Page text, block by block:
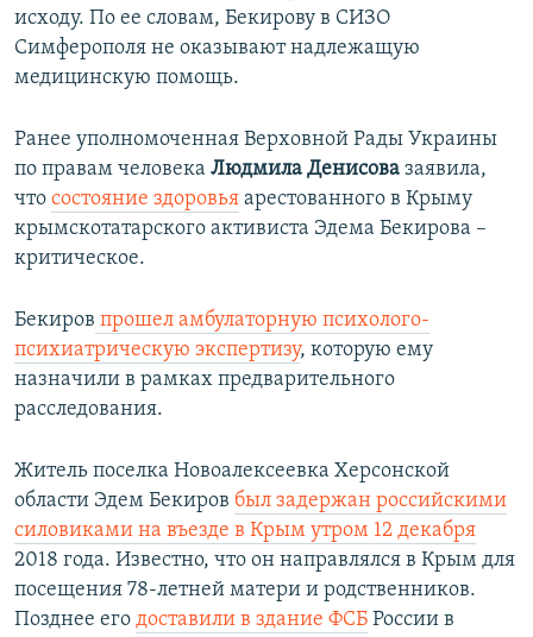
исходу. По ее словам, Бекирову в СИЗО
Симферополя не оказывают надлежащую
медицинскую помощь.
Ранее уполномоченная Верховной Рады Украины
по правам человека Людмила Денисова заявила,
что состояние здоровья арестованного в Крыму
крымскотатарского активиста Эдема Бекирова –
критическое.​
Бекиров прошел амбулаторную психолого-
психиатрическую экспертизу, которую ему
назначили в рамках предварительного
расследования.​
Житель поселка Новоалексеевка Херсонской
области Эдем Бекиров был задержан российскими
силовиками на въезде в Крым утром 12 декабря
2018 года. Известно, что он направлялся в Крым для
посещения 78-летней матери и родственников.
Позднее его доставили в здание ФСБ России в